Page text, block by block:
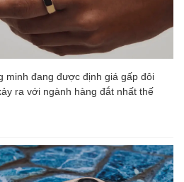
minh đang được định giá gấp đôi
ra với ngành hàng đắt nhất thế